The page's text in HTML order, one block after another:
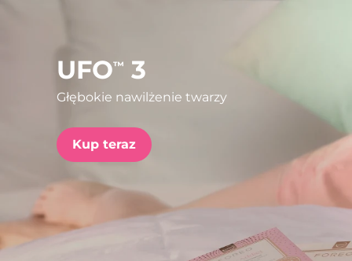
UFO™ 3
Głębokie nawilżenie twarzy
Kup teraz
issa™ Teeth Whitening Set
FAQ™ Dual LED Panel